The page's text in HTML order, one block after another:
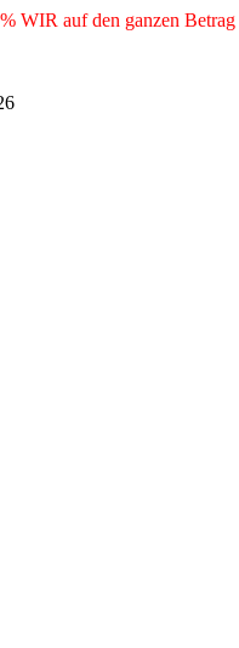
WIR auf den ganzen Betrag